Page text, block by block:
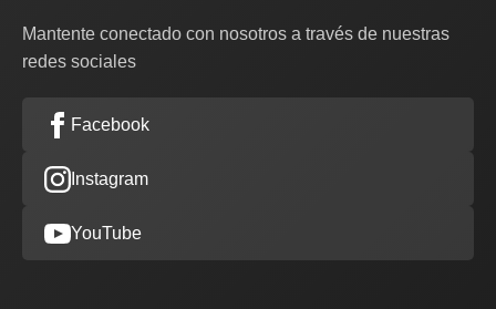
Mantente conectado con nosotros a través de nuestras
redes sociales
Facebook
Instagram
YouTube